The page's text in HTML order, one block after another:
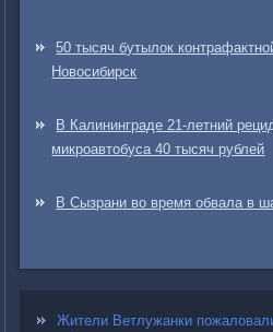
50 тысяч бутылок
Новосибирск
В Калининграде 21-летний
микроавтобуса 40 тысяч рублей
В Сызрани во время обвала в
Жители Ветлужанки